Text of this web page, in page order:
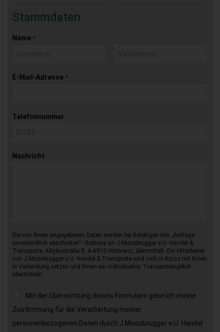
Stammdaten
Name *
E-Mail-Adresse *
Telefonnummer
Nachricht
Die von Ihnen angegebenen Daten werden bei Betätigen des „Anfrage
unverbindlich abschicken“–Buttons an J.Moosbrugger e.U. Handel &
Transporte, Allgäustraße 8, A-6912 Hörbranz, übermittelt. Ein Mitarbeiter
von J.Moosbrugger e.U. Handel & Transporte wird sich in Kürze mit Ihnen
in Verbindung setzen und Ihnen ein individuelles Transportangebot
übermitteln.
Mit der Übermittlung dieses Formulars gebe ich meine
Zustimmung für die Verarbeitung meiner
personenbezogenen Daten durch J.Moosbrugger e.U. Handel